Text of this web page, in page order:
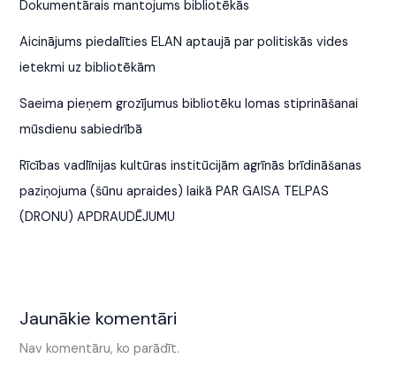
Dokumentārais mantojums bibliotēkās
Aicinājums piedalīties ELAN aptaujā par politiskās vides
ietekmi uz bibliotēkām
Saeima pieņem grozījumus bibliotēku lomas stiprināšanai
mūsdienu sabiedrībā
Rīcības vadlīnijas kultūras institūcijām agrīnās brīdināšanas
paziņojuma (šūnu apraides) laikā PAR GAISA TELPAS
(DRONU) APDRAUDĒJUMU
Jaunākie komentāri
Nav komentāru, ko parādīt.